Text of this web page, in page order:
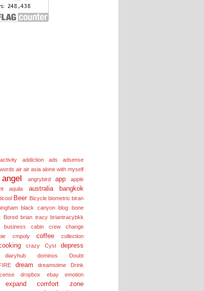
activity addiction ads
adsense
air air asia alone with myself
angel angrybird app
apple
aquila australia bangkok
Beer Bicycle biometric biran
black canyon blog
bone
Bored brian tracy briantracybkk
business cabin crew
change
cmpoly coffee
collection
crazy Cyst depress
diaryhub dominos
Doubt
dream dreamstime
Drink
dropbox ebay
emotion
expand comfort zone